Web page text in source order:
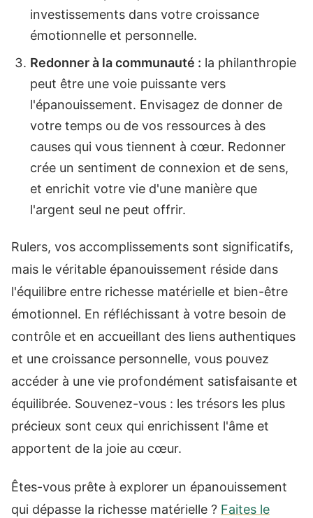
investissements dans votre croissance
émotionnelle et personnelle.
Redonner à la communauté : la philanthropie
peut être une voie puissante vers
l'épanouissement. Envisagez de donner de
votre temps ou de vos ressources à des
causes qui vous tiennent à cœur. Redonner
crée un sentiment de connexion et de sens,
et enrichit votre vie d'une manière que
l'argent seul ne peut offrir.
Rulers, vos accomplissements sont significatifs,
mais le véritable épanouissement réside dans
l'équilibre entre richesse matérielle et bien-être
émotionnel. En réfléchissant à votre besoin de
contrôle et en accueillant des liens authentiques
et une croissance personnelle, vous pouvez
accéder à une vie profondément satisfaisante et
équilibrée. Souvenez-vous : les trésors les plus
précieux sont ceux qui enrichissent l'âme et
apportent de la joie au cœur.
Êtes-vous prête à explorer un épanouissement
qui dépasse la richesse matérielle ? Faites le